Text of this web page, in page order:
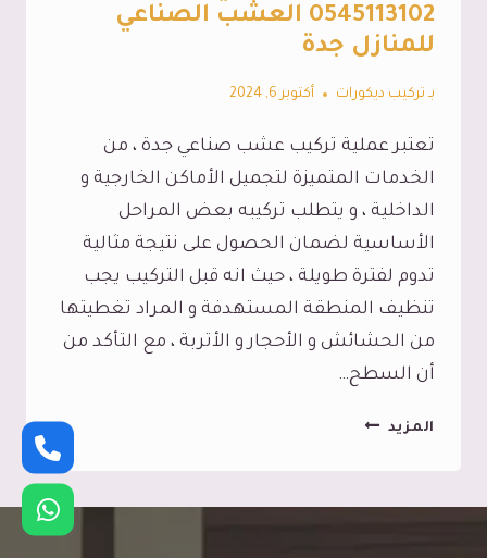
0545113102 العشب الصناعي
للمنازل جدة
بـ تركيب ديكورات أكتوبر 6, 2024
تعتبر عملية تركيب عشب صناعي جدة ، من
الخدمات المتميزة لتجميل الأماكن الخارجية و
الداخلية ، و يتطلب تركيبه بعض المراحل
الأساسية لضمان الحصول على نتيجة مثالية
تدوم لفترة طويلة ، حيث انه قبل التركيب يجب
تنظيف المنطقة المستهدفة و المراد تغطيتها
من الحشائش و الأحجار و الأتربة ، مع التأكد من
أن السطح…
المزيدتركيب